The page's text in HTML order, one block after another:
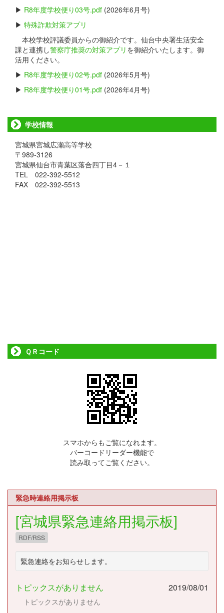
▶ R8年度学校便り03号.pdf (2026年6月号)
▶ 特殊詐欺対策アプリ
本校学校評議委員からの御紹介です。仙台中央署生活安全
課と連携し警察庁推奨の対策アプリ を御紹介いたします。御
活用ください。
▶ R8年度学校便り02号.pdf (2026年5月号)
▶ R8年度学校便り01号.pdf (2026年4月号)
学校情報
宮城県宮城広瀬高等学校
〒989-3126
宮城県仙台市青葉区落合四丁目4－１
TEL 022-392-5512
FAX 022-392-5513
ＱＲコード
スマホからもご覧になれます。
バーコードリーダー機能で
読み取ってご覧ください。
緊急時連絡用掲示板
[宮城県緊急連絡用掲示板]
RDF/RSS
緊急連絡をお知らせします。
トピックスがありません 2019/08/01
トピックスがありません